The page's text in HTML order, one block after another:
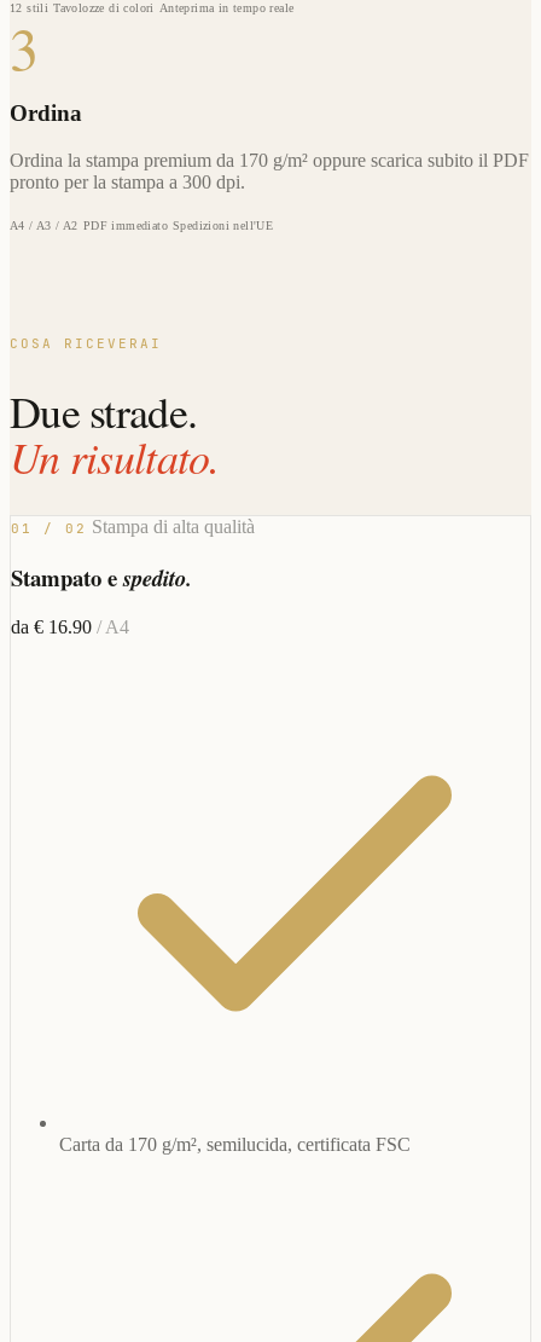
12 stili Tavolozze di colori Anteprima in tempo reale
3
Ordina
Ordina la stampa premium da 170 g/m² oppure scarica subito il PDF
pronto per la stampa a 300 dpi.
A4 / A3 / A2 PDF immediato Spedizioni nell'UE
COSA RICEVERAI
Due strade.
Un risultato.
01 / 02 Stampa di alta qualità
Stampato espedito.
da € 16.90 / A4
Carta da 170 g/m², semilucida, certificata FSC